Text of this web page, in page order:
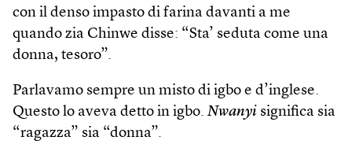
con il denso impasto di farina davanti a me
quando zia Chinwe disse: “Sta’ seduta come una
donna, tesoro”.
Parlavamo sempre un misto di igbo e d’inglese.
Questo lo aveva detto in igbo. Nwanyi significa sia
“ragazza” sia “donna”.